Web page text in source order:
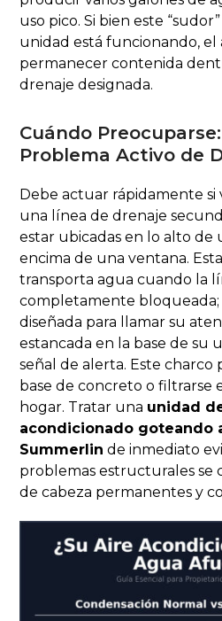
uso pico. Si bien este
unidad está funcionando, el
permanecer contenida
drenaje designada.
Cuándo
Problema Activo de
Debe actuar rápidamente
una línea de drenaje
estar ubicadas en lo alto de
encima de una ventana.
transporta agua cuando la
completamente bloqueada;
diseñada para llamar su
estancada en la base de su
señal de alerta. Este charco
base de concreto o filtrarse
hogar. Tratar una unidad
acondicionado goteando
Summerlin de inmediato
problemas estructurales se
de cabeza permanentes y